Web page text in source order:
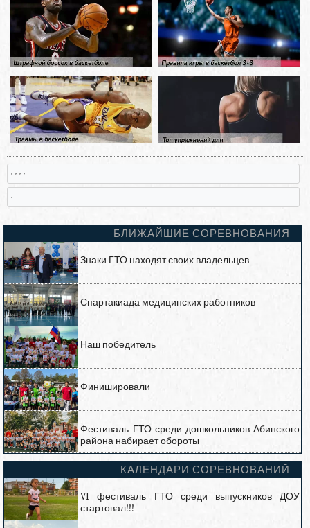
, , , ,
,
БЛИЖАЙШИЕ СОРЕВНОВАНИЯ
Знаки ГТО находят своих владельцев
Спартакиада медицинских работников
Наш победитель
Финишировали
Фестиваль ГТО среди дошкольников Абинского
района набирает обороты
КАЛЕНДАРИ СОРЕВНОВАНИЙ
VI фестиваль ГТО среди выпускников ДОУ
стартовал!!!